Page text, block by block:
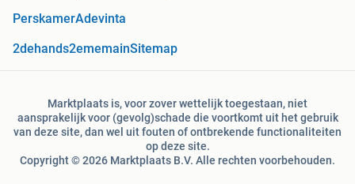
PerskamerAdevinta
2dehands2ememainSitemap
Marktplaats is, voor zover wettelijk toegestaan, niet
aansprakelijk voor (gevolg)schade die voortkomt uit het gebruik
van deze site, dan wel uit fouten of ontbrekende functionaliteiten
op deze site.
Copyright © 2026 Marktplaats B.V. Alle rechten voorbehouden.